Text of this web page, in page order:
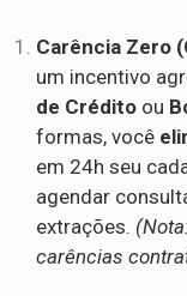
Carência Zero
um incentivo
de Crédito ou
formas, você
em 24h seu
agendar
extrações.
carências